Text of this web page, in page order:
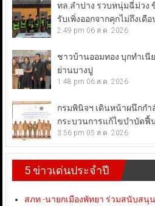
ทล.ลำปาง รวบหนุ่มฉี่ม่วง
รับเพิ่งออกจากคุกไม่ถึงเดือ
2:49 pm 06 ส.ค. 2026
ชาวบ้านออมทอง บุกทำเ
ย่านบางปู
1:48 pm 06 ส.ค. 2026
กรมพินิจฯ เดินหน้าผนึกก
กระบวนการแก้ไขบำบัดฟื้
3:56 pm 05 ส.ค. 2026
5 ข่าวเด่นประจำปี
สภท.-นายกเมืองพัทยา ร่วมสนับสนุ